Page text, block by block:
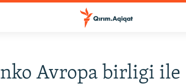
Avropa birligi ile